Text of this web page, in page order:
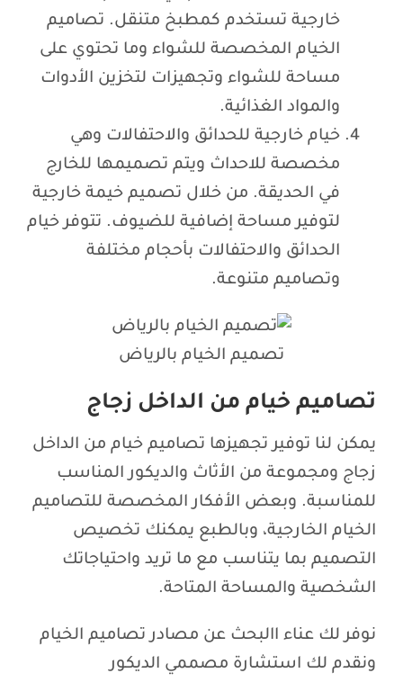
خارجية تستخدم كمطبخ متنقل. تصاميم
الخيام المخصصة للشواء وما تحتوي على
مساحة للشواء وتجهيزات لتخزين الأدوات
والمواد الغذائية.
خيام خارجية للحدائق والاحتفالات وهي
مخصصة للاحداث ويتم تصميمها للخارج
في الحديقة. من خلال تصميم خيمة خارجية
لتوفير مساحة إضافية للضيوف. تتوفر خيام
الحدائق والاحتفالات بأحجام مختلفة
وتصاميم متنوعة.
تصميم الخيام بالرياض
تصاميم خيام من الداخل زجاج
يمكن لنا توفير تجهيزها تصاميم خيام من الداخل
زجاج ومجموعة من الأثاث والديكور المناسب
للمناسبة. وبعض الأفكار المخصصة للتصاميم
الخيام الخارجية، وبالطبع يمكنك تخصيص
التصميم بما يتناسب مع ما تريد واحتياجاتك
الشخصية والمساحة المتاحة.
نوفر لك عناء االبحث عن مصادر تصاميم الخيام
ونقدم لك استشارة مصممي الديكور